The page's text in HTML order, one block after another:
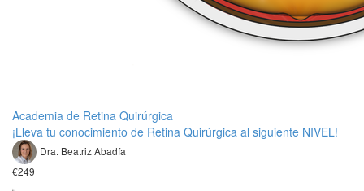
Academia de Retina Quirúrgica
¡Lleva tu conocimiento de Retina Quirúrgica al siguiente NIVEL!
Dra. Beatriz Abadía
€249